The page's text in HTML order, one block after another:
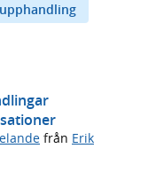
från Erik